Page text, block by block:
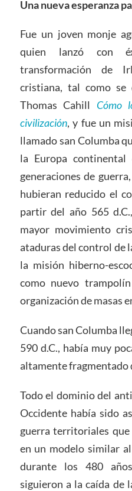
Una nueva esperanza
Fue un joven monje
quien lanzó con
transformación de
cristiana, tal como
Thomas Cahill Cómo
civilización, y fue un
llamado san Columba
la Europa continental
generaciones de
hubieran reducido el
partir del año 565
mayor movimiento
ataduras del control de
la misión hiberno-
como nuevo
organización de masas
Cuando san Columba
590 d.C., había muy
altamente fragmentado
Todo el dominio del
Occidente había sido
guerra territoriales
en un modelo similar
durante los 480
siguieron a la caída de